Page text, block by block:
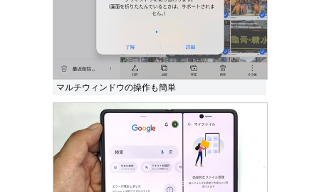
マルチウィンドウの操作も簡単